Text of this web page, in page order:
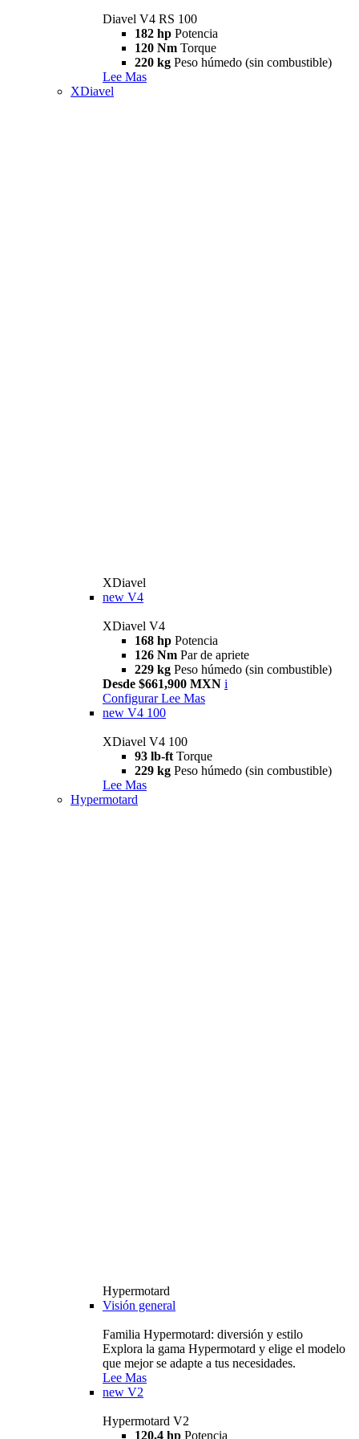
Diavel V4 RS 100
182 hp Potencia
120 Nm Torque
220 kg Peso húmedo (sin combustible)
Lee Mas
XDiavel
XDiavel
new V4
XDiavel V4
168 hp Potencia
126 Nm Par de apriete
229 kg Peso húmedo (sin combustible)
Desde $661,900 MXN i
Configurar Lee Mas
new V4 100
XDiavel V4 100
93 lb-ft Torque
229 kg Peso húmedo (sin combustible)
Lee Mas
Hypermotard
Hypermotard
Visión general
Familia Hypermotard: diversión y estilo
Explora la gama Hypermotard y elige el modelo
que mejor se adapte a tus necesidades.
Lee Mas
new V2
Hypermotard V2
120,4 hp Potencia